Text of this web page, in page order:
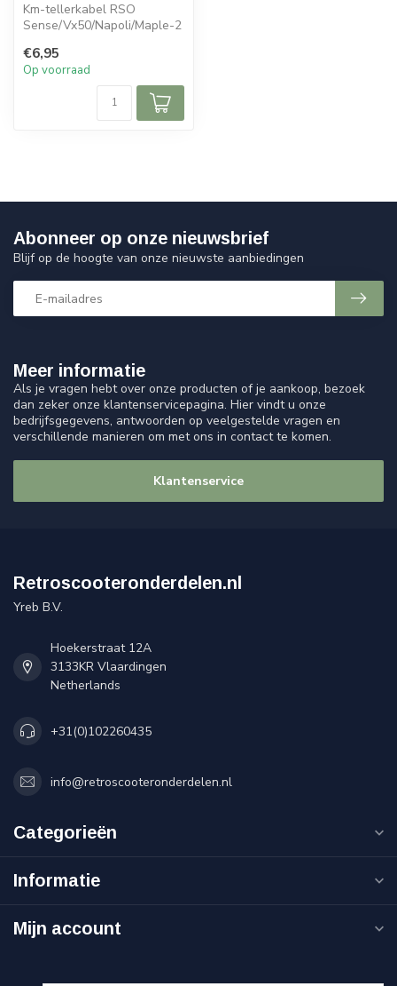
Km-tellerkabel RSO
Sense/Vx50/Napoli/Maple-2
€6,95
Op voorraad
Meer informatie
Als je vragen hebt over onze producten of je aankoop, bezoek
dan zeker onze klantenservicepagina. Hier vindt u onze
bedrijfsgegevens, antwoorden op veelgestelde vragen en
verschillende manieren om met ons in contact te komen.
Klantenservice
Abonneer op onze nieuwsbrief
Blijf op de hoogte van onze nieuwste aanbiedingen
Retroscooteronderdelen.nl
Yreb B.V.
Hoekerstraat 12A
3133KR Vlaardingen
Netherlands
+31(0)102260435
info@retroscooteronderdelen.nl
Categorieën
Informatie
Mijn account